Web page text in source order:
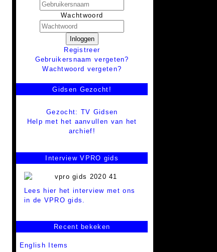
Wachtwoord
Inloggen
Registreer
Gebruikersnaam vergeten?
Wachtwoord vergeten?
Gidsen Gezocht!
Gezocht: TV Gidsen
Help met het aanvullen van het
archief!
Interview VPRO gids
Lees hier het interview met ons
in de VPRO gids.
Recent bekeken
English Items